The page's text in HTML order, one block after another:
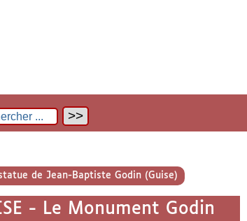
de Jean-Baptiste Godin (Guise)
- Le Monument Godin